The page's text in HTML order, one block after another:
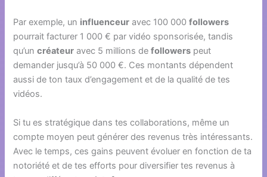
Par exemple, un influenceur avec 100 000followers
pourrait facturer 1 000 € par vidéo sponsorisée, tandis
qu’uncréateur avec 5 millions defollowers peut
demander jusqu’à 50 000 €. Ces montants dépendent
aussi de ton taux d’engagement et de la qualité de tes
vidéos.
Si tu es stratégique dans tes collaborations, même un
compte moyen peut générer des revenus très intéressants.
Avec le temps, ces gains peuvent évoluer en fonction de ta
notoriété et de tes efforts pour diversifier tes revenus à